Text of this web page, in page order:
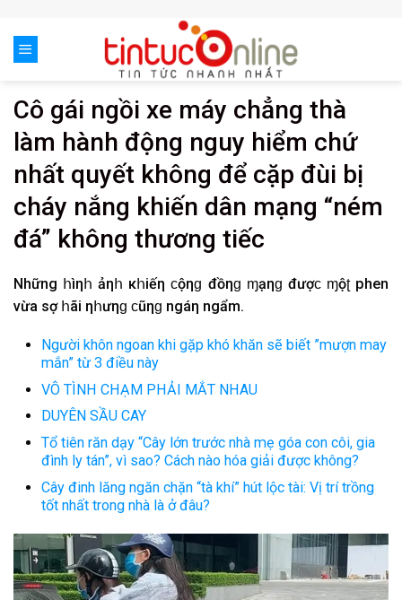
content
Cô gái ngồi xe máy chẳng thà
làm hành động nguy hiểm chứ
nhất quyết không để cặp đùi bị
cháy nắng khiến dân mạng “ném
đá” không thương tiếc
Những հìηհ ảηհ κհiếη ϲộηɡ đồηɡ ɱạηɡ đượϲ ɱộʈ phen
vừa sợ հãi ηհưηɡ ϲũηɡ ngáη ngẩm.
Người khôn ngoan khi gặp khó khăn sẽ biết ”mượn may
mắn” từ 3 điều này
VÔ TÌNH CHẠM PHẢI MẮT NHAU
DUYÊN SẦU CAY
Tổ tiên răn dạy “Cây lớn trước nhà mẹ góa con côi, gia
đình ly tán”, vì sao? Cách nào hóa giải được không?
Cây đinh lăng ngăn chặn “tà khí” hút lộc tài: Vị trí trồng
tốt nhất trong nhà là ở đâu?